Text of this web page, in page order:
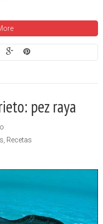
pez raya
Recetas